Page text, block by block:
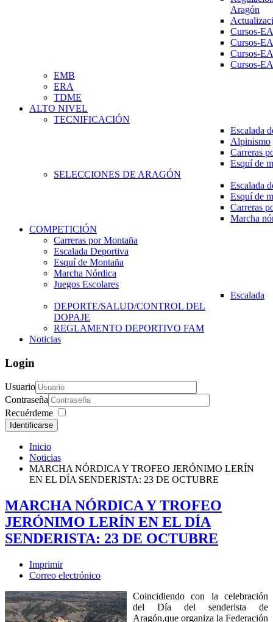
Aragón
Cursos-
Cursos-
Cursos-
Cursos-
EMB
ERA
TDME
ALTO NIVEL
TECNIFICACIÓN
Escalada
Alpinismo
Carreras
Esquí de
SELECCIONES DE ARAGÓN
Escalada
Esquí de
Carreras
Marcha
COMPETICIÓN
Carreras por Montaña
Escalada Deportiva
Esquí de Montaña
Marcha Nórdica
Juegos Escolares
Escalada
DEPORTE/SALUD/CONTROL DEL
DOPAJE
REGLAMENTO DEPORTIVO FAM
Noticias
Login
Usuario
Contraseña
Recuérdeme
Identificarse
Inicio
Noticias
MARCHA NÓRDICA Y TROFEO JERÓNIMO LERÍN
EN EL DÍA SENDERISTA: 23 DE OCTUBRE
MARCHA NÓRDICA Y TROFEO
JERÓNIMO LERÍN EN EL DÍA
SENDERISTA: 23 DE OCTUBRE
Imprimir
Correo electrónico
Coincidiendo con la celebración
del Día del senderista de
Aragón,que organiza la Federación